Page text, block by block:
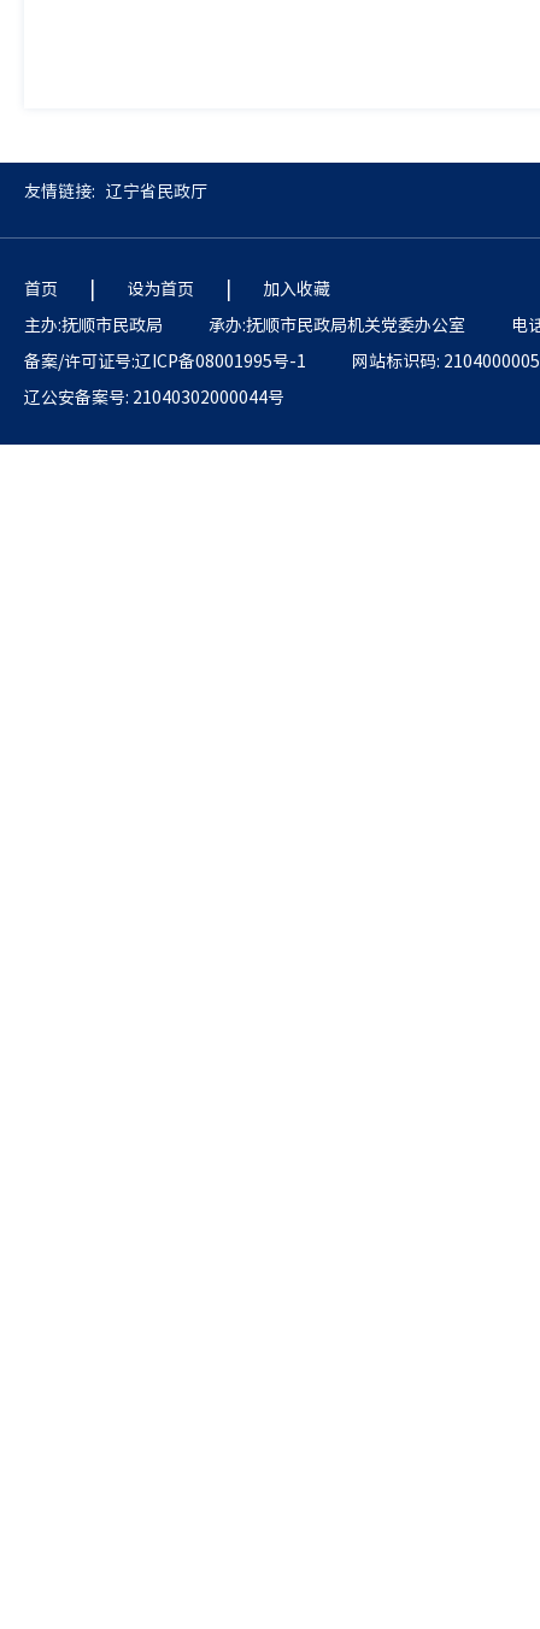
友情链接: 辽宁省民政厅
首页 | 设为首页 |
加入收藏
主办:抚顺市民政局
承办:抚顺市民政局机关党委办公室
电
备案/许可证号:辽ICP备08001995号-1
网站标识码: 2104000005
辽公安备案号: 21040302000044号